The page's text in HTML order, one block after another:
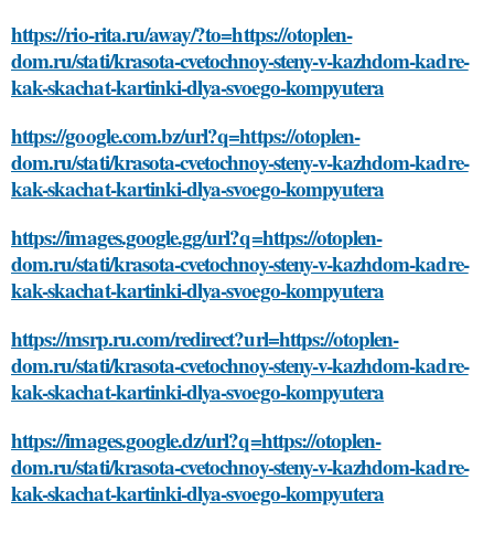
https://rio-rita.ru/away/?to=https://otoplen-
dom.ru/stati/krasota-cvetochnoy-steny-v-kazhdom-kadre-
kak-skachat-kartinki-dlya-svoego-kompyutera
https://google.com.bz/url?q=https://otoplen-
dom.ru/stati/krasota-cvetochnoy-steny-v-kazhdom-kadre-
kak-skachat-kartinki-dlya-svoego-kompyutera
https://images.google.gg/url?q=https://otoplen-
dom.ru/stati/krasota-cvetochnoy-steny-v-kazhdom-kadre-
kak-skachat-kartinki-dlya-svoego-kompyutera
https://msrp.ru.com/redirect?url=https://otoplen-
dom.ru/stati/krasota-cvetochnoy-steny-v-kazhdom-kadre-
kak-skachat-kartinki-dlya-svoego-kompyutera
https://images.google.dz/url?q=https://otoplen-
dom.ru/stati/krasota-cvetochnoy-steny-v-kazhdom-kadre-
kak-skachat-kartinki-dlya-svoego-kompyutera